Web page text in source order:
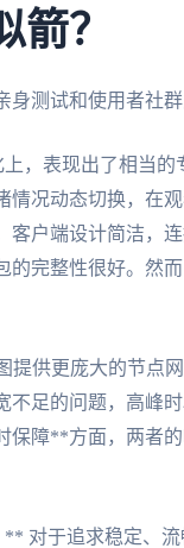
箭？
身测试和使用者社
上，表现出了相当
况动态切换，在
客户端设计简洁，
完整性很好。然
提供更庞大的节点
不足的问题，高峰
障**方面，两者
对于追求稳定、